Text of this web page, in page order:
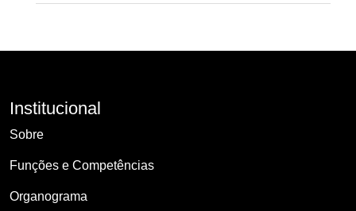
Institucional
Sobre
Funções e Competências
Organograma